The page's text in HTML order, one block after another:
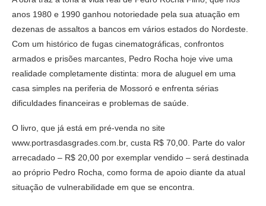
anos 1980 e 1990 ganhou notoriedade pela sua atuação em
dezenas de assaltos a bancos em vários estados do Nordeste.
Com um histórico de fugas cinematográficas, confrontos
armados e prisões marcantes, Pedro Rocha hoje vive uma
realidade completamente distinta: mora de aluguel em uma
casa simples na periferia de Mossoró e enfrenta sérias
dificuldades financeiras e problemas de saúde.
O livro, que já está em pré-venda no site
www.portrasdasgrades.com.br, custa R$ 70,00. Parte do valor
arrecadado – R$ 20,00 por exemplar vendido – será destinada
ao próprio Pedro Rocha, como forma de apoio diante da atual
situação de vulnerabilidade em que se encontra.